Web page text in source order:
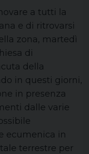
a tutti la
e di ritrovarsi
zona, martedì
di
della
in questi giorni,
in presenza
dalle varie
ecumenica in
terrestre per